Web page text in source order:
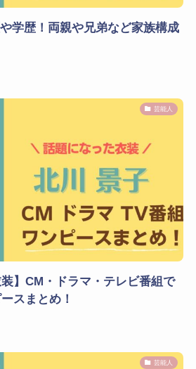
学歴！両親や兄弟など家族構成
芸能人
装】CM・ドラマ・テレビ番組で
スまとめ！
芸能人